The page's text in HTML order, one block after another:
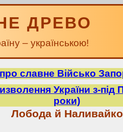
ДРЕВО
– українською!
славне Військо
України з-під
роки)
Лобода й Наливайко